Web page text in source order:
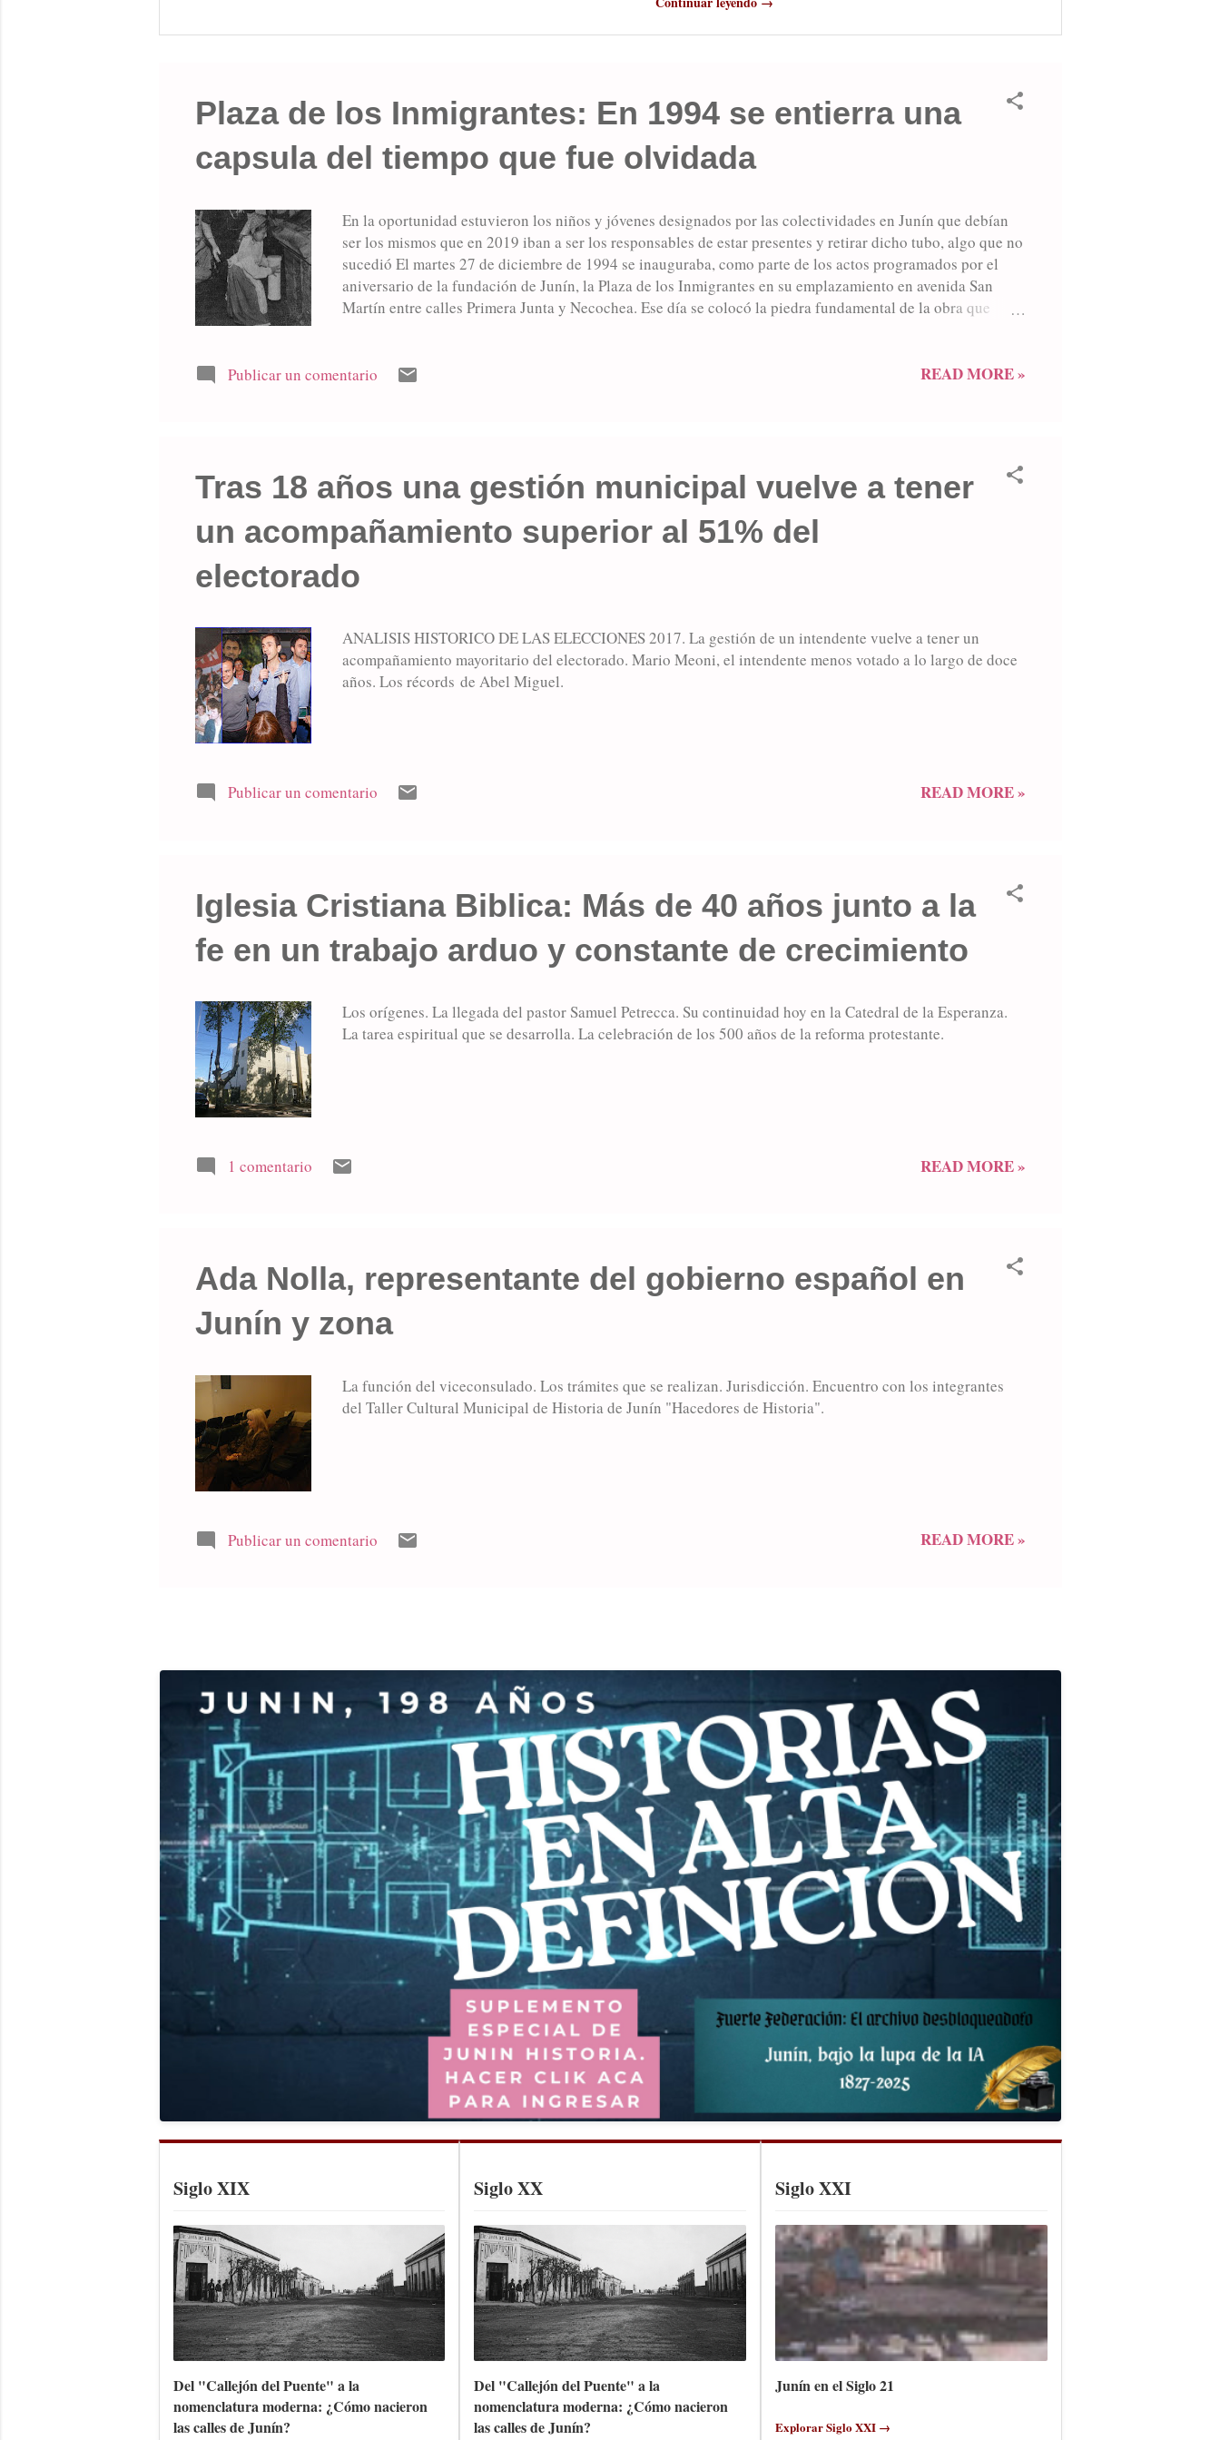
Plaza de los Inmigrantes: En 1994 se entierra una
capsula del tiempo que fue olvidada
En la oportunidad estuvieron los niños y jóvenes designados por las colectividades en Junín que debían
ser los mismos que en 2019 iban a ser los responsables de estar presentes y retirar dicho tubo, algo que no
sucedió El martes 27 de diciembre de 1994 se inauguraba, como parte de los actos programados por el
aniversario de la fundación de Junín, la Plaza de los Inmigrantes en su emplazamiento en avenida San
Martín entre calles Primera Junta y Necochea. Ese día se colocó la piedra fundamental de la obra que
designados por las colectividades en Junín que debían ser los mismos que en 2019 serán los responsables
Publicar un comentario READ MORE »
Tras 18 años una gestión municipal vuelve a tener
un acompañamiento superior al 51% del
electorado
ANALISIS HISTORICO DE LAS ELECCIONES 2017. La gestión de un intendente vuelve a tener un
acompañamiento mayoritario del electorado. Mario Meoni, el intendente menos votado a lo largo de doce
años. Los récords de Abel Miguel.
Publicar un comentario READ MORE »
Iglesia Cristiana Biblica: Más de 40 años junto a la
fe en un trabajo arduo y constante de crecimiento
Los orígenes. La llegada del pastor Samuel Petrecca. Su continuidad hoy en la Catedral de la Esperanza.
La tarea espiritual que se desarrolla. La celebración de los 500 años de la reforma protestante.
1 comentario READ MORE »
Ada Nolla, representante del gobierno español en
Junín y zona
La función del viceconsulado. Los trámites que se realizan. Jurisdicción. Encuentro con los integrantes
del Taller Cultural Municipal de Historia de Junín "Hacedores de Historia".
Publicar un comentario READ MORE »
Siglo XIX
Del "Callejón del Puente" a la
nomenclatura moderna: ¿Cómo nacieron
las calles de Junín?
Siglo XX
Del "Callejón del Puente" a la
nomenclatura moderna: ¿Cómo nacieron
las calles de Junín?
Siglo XXI
Junín en el Siglo 21
Explorar Siglo XXI →